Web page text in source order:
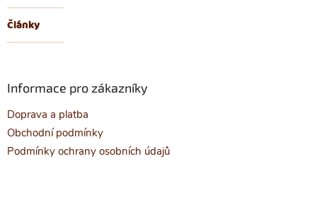
Články
Informace pro zákazníky
Doprava a platba
Obchodní podmínky
Podmínky ochrany osobních údajů